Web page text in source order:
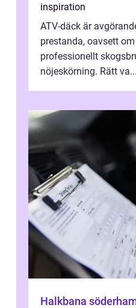
inspiration
ATV-däck är
prestanda, oavsett
professionellt
nöjeskörning. Rätt va...
Halkbana söderhamn